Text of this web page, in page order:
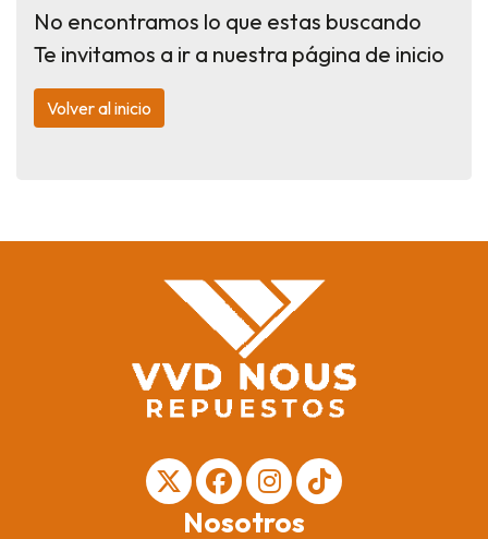
No encontramos lo que estas buscando
Te invitamos a ir a nuestra página de inicio
Volver al inicio
Nosotros